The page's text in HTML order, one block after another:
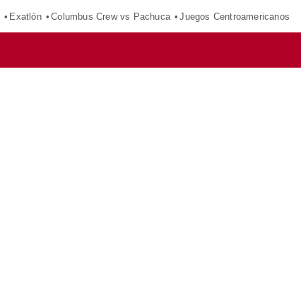
Exatlón Columbus Crew vs Pachuca Juegos Centroamericanos